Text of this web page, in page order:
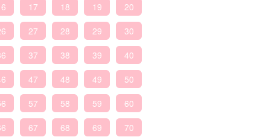
17 18 19
20
27 28 29
30
37 38 39
40
47 48 49
50
57 58 59
60
67 68 69
70